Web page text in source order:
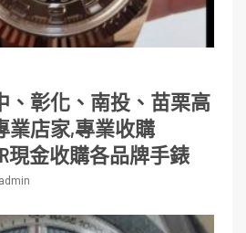
、彰化、南投、苗栗高
業店家,專業收購
現金收購各品牌手錶
admin